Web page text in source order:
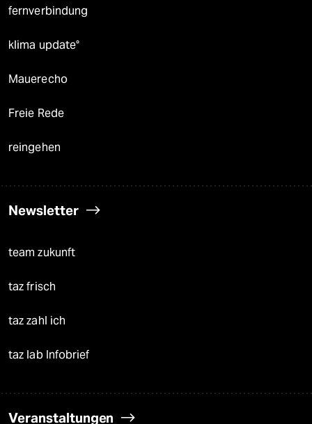
fernverbindung
klima update°
Mauerecho
Freie Rede
reingehen
Newsletter
team zukunft
taz frisch
taz zahl ich
taz lab Infobrief
Veranstaltungen